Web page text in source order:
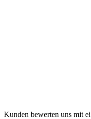
Kunden bewerten uns mit